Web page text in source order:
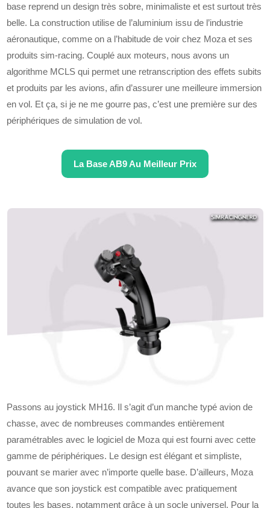
base reprend un design très sobre, minimaliste et est surtout très
belle. La construction utilise de l’aluminium issu de l’industrie
aéronautique, comme on a l’habitude de voir chez Moza et ses
produits sim-racing. Couplé aux moteurs, nous avons un
algorithme MCLS qui permet une retranscription des effets subits
et produits par les avions, afin d’assurer une meilleure immersion
en vol. Et ça, si je ne me gourre pas, c’est une première sur des
périphériques de simulation de vol.
La Base AB9 Au Meilleur Prix
Passons au joystick MH16. Il s’agit d’un manche typé avion de
chasse, avec de nombreuses commandes entièrement
paramétrables avec le logiciel de Moza qui est fourni avec cette
gamme de périphériques. Le design est élégant et simpliste,
pouvant se marier avec n’importe quelle base. D’ailleurs, Moza
avance que son joystick est compatible avec pratiquement
toutes les bases, notamment grâce à un socle universel. Pour la